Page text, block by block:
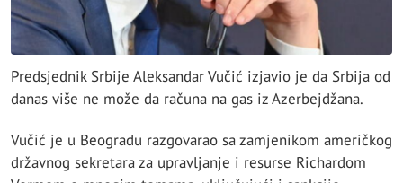
Predsjednik Srbije Aleksandar Vučić izjavio je da Srbija od
danas više ne može da računa na gas iz Azerbejdžana.
Vučić je u Beogradu razgovarao sa zamjenikom američkog
državnog sekretara za upravljanje i resurse Richardom